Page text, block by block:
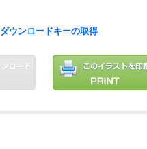
ダウンロードキーの取得